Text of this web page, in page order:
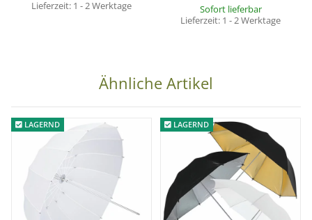
Lieferzeit: 1 - 2 Werktage
Sofort lieferbar
Lieferzeit: 1 - 2 Werktage
Ähnliche Artikel
LAGERND LAGERND